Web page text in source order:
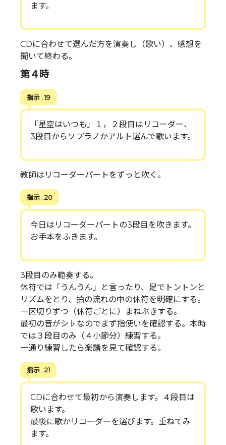
ます。
CDに合わせて選んだ方を演奏し（歌い）、感想を
聞いて終わる。
第４時
指示 . 19
「星空はいつも」１，２段目はリコーダー、
3段目からソプラノかアルト選んで歌います。
教師はリコーダーパートをずっと吹く。
指示 . 20
今日はリコーダーパートの3段目を吹きます。
お手本をふきます。
3段目のみ範奏する。
休符では「うんうん」と言ったり、足でトントンと
リズムをとり、拍の流れの中の休符を明確にする。
一区切りずつ（休符ごとに）まねぶきする。
最初の音がシ♭なのでまず指使いを確認する。本時
では３段目のみ（４小節分）練習する。
一通り練習したら楽譜を見て確認する。
指示 . 21
CDに合わせて最初から演奏します。４段目は
歌います。
最後に歌かリコーダーを選びます。重ねてみ
ます。